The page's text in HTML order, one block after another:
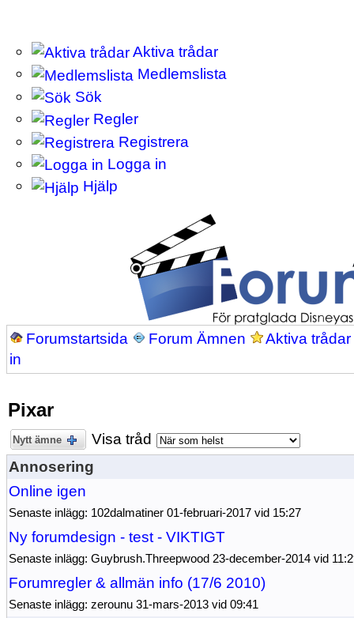
Aktiva trådar
Medlemslista
Sök
Regler
Registrera
Logga in
Hjälp
Forumstartsida Forum Ämnen
Aktiva trådar
in
Pixar
Nytt ämne
Visa tråd
Annosering
Online igen
Senaste inlägg: 102dalmatiner 01-februari-2017 vid 15:27
Ny forumdesign - test - VIKTIGT
Senaste inlägg: Guybrush.Threepwood 23-december-2014 vid
Forumregler & allmän info (17/6 2010)
Senaste inlägg: zerounu 31-mars-2013 vid 09:41